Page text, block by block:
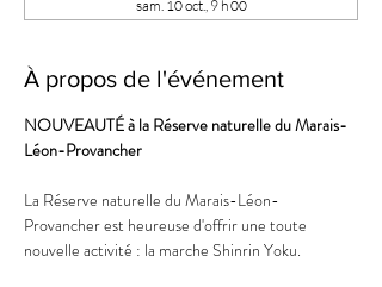
sam. 10 oct., 9 h 00
À propos de l'événement
NOUVEAUTÉ à la Réserve naturelle du Marais-
Léon-Provancher
La Réserve naturelle du Marais-Léon-
Provancher est heureuse d'offrir une toute
nouvelle activité : la marche Shinrin Yoku.